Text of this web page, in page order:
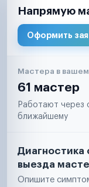
Напрямую
Оформить
Мастера в
61 мастер
Работают через
ближайшему
Диагностика
выезда
Опишите